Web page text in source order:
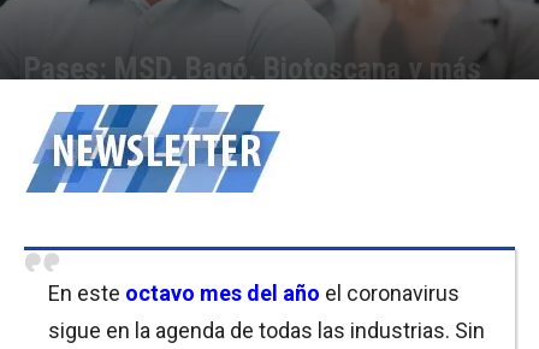
Pases: MSD, Bagó, Biotoscana y más
Equipo de Redacción - 27/08/2020 15:30
En este octavo mes del año el coronavirus
sigue en la agenda de todas las industrias. Sin